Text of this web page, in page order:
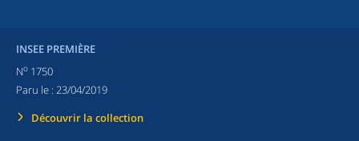
INSEE PREMIÈRE
No 1750
Paru le : 23/04/2019
Découvrir la collection